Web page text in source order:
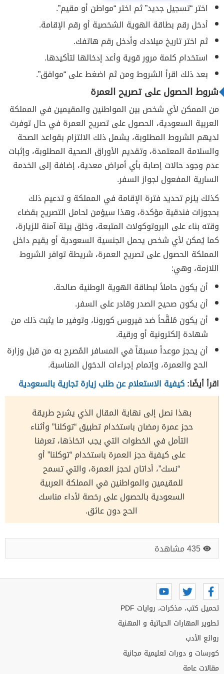
اختر “تسجيل جديد” ثم اختر “مواطن أو مقيم”.
أدخل رقم بطاقة الهوية الشخصية أو رقم الإقامة.
ثم اختر تاريخ ميلادك وأدخل رقم هاتفك.
استخدام كلمة مرور قوية وأعد إدخالها لتأكيدها.
بعد ذلك اقرأ الشروط ومن ثم اضغط على “موافق”.
شروط الحصول على تصريح العمرة
من الممكن لأي شخص بين المواطنين والمقيمين في المملكة
العربية السعودية، الحصول على تصريح العمرة في حال توفرت
لديهم الشروط المطلوبة، يشمل ذلك الالتزام بقواعد الصحة
والسلامة المعتمدة، وتقديم الأوراق الصحية المطلوبة، وإثبات
عدم وجود حالات إصابة بأي أمراض معدية، إضافة إلى الخدمة
السارية المفعول لجواز السفر.
كذلك يلزم تحديد فترة الإقامة في المملكة و تدعيم ذلك
بحجوزات فندقية مؤكدة، وهذا سيؤمن لحامل التصريح بقضاء
وقته بناء على البروتوكولات المتبعة، وخلق بيئة آمنة للزيارة،
كما يُمكن لأي شخص يحمل الجنسية السعودية أو يقيم داخل
المملكة الحصول على تصريح العمرة، شريطة توافر الشروط
اللازمة، وهي:
أن يكون حاملاً لبطاقة الهوية الوطنية صالحة.
أن يكون صحيح الصدر وقادر على السفر.
أن يكون مُلقَّحاً ضد فيروس كورونا، وتوفير ما يثبت ذلك من
شهادة إلكترونية أو ورقية.
أن يحجز موعداً مسبقاً في المسافر المُصرح به من قبل وزارة
الحج والعمرة، وإتمام إجراءات الدخول المناسبة.
اقرأ أيضًا:كيفية الاستعلام عن طلب زيارة تجارية بالسعودية
بهذا نصل إلى نهاية المقال الذي يشرح طريقة
حجز عمرة رمضان باستخدام تطبيق “توكلنا” وأثناء
التأمل في الخطوات التي يجب اتخاذها، تعرفنا
على كيفية حجز العمرة باستخدام “توكلنا” أو
“نسك”، أداتان لحجز العمرة، والتي تسمح
للمقيمين والمواطنين في المملكة العربية
السعودية بالحصول على رخصة لأداء مناسك
الحج دون عائق.
435 مشاهدة
تحميل كتب، مذكرات، روايات PDF
تطوير المهارات الحياتية و المهنية
روائع الأدب
كورسات و دورات تعليمية مجانية
مقالات عامة